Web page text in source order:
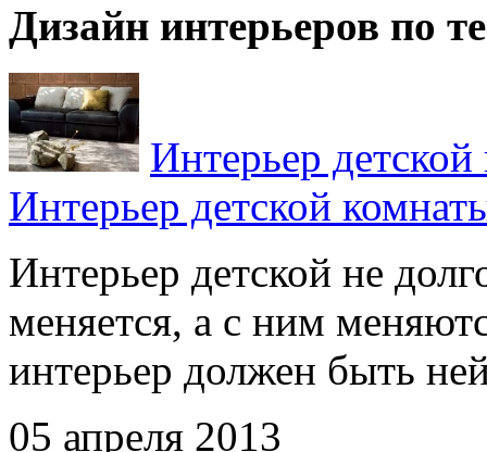
Дизайн интерьеров по
Интерьер
Интерьер детской
Интерьер детской не
меняется, а с ним
интерьер должен быть
05 апреля 2013